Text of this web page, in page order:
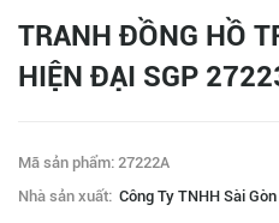
TRANH ĐỒNG HỒ
HIỆN ĐẠI SGP
Mã sản phẩm: 27222A
Nhà sản xuất: Công Ty TNHH Sài